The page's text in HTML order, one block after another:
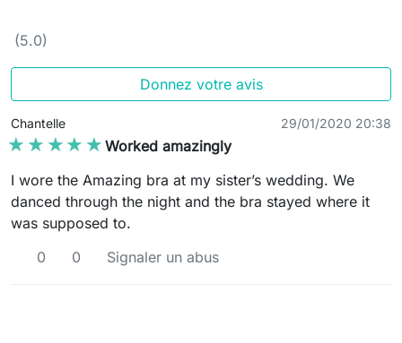
(5.0)
Donnez votre avis
Chantelle 29/01/2020 20:38
★★★★★
★★★★★ Worked amazingly
I wore the Amazing bra at my sister’s wedding. We
danced through the night and the bra stayed where it
was supposed to.
0
0 Signaler un abus